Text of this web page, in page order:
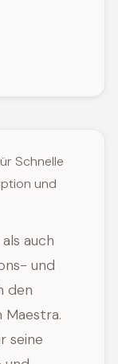
Schnelle
und
auch
und
den
Maestra.
seine